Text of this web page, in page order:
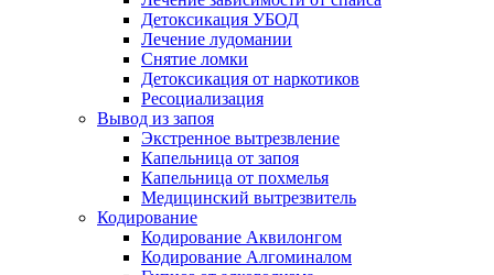
Детоксикация УБОД
Лечение лудомании
Снятие ломки
Детоксикация от наркотиков
Ресоциализация
Вывод из запоя
Экстренное вытрезвление
Капельница от запоя
Капельница от похмелья
Медицинский вытрезвитель
Кодирование
Кодирование Аквилонгом
Кодирование Алгоминалом